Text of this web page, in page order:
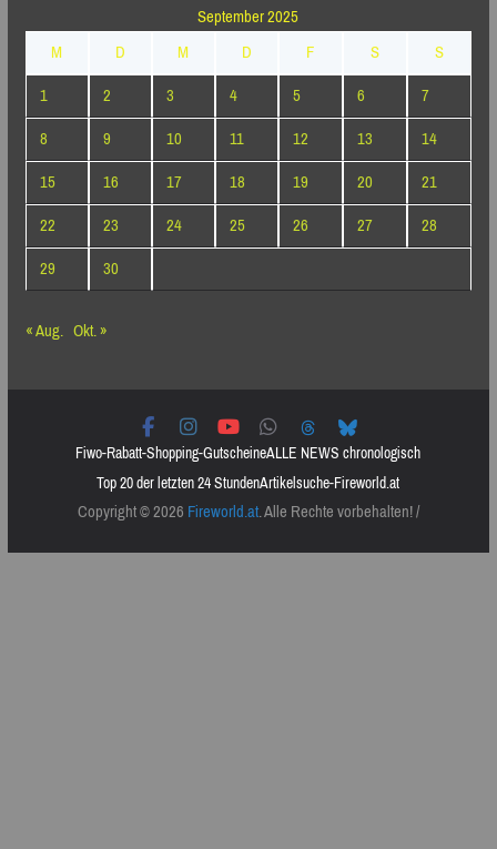
September 2025
M
D M D F S
S
1
2 3 4 5 6
7
8
9 10 11 12 13
14
15
16 17 18 19 20
21
22
23 24 25 26 27
28
29
30
« Aug. Okt. »
Fiwo-Rabatt-Shopping-GutscheineALLE NEWS chronologisch
Top 20 der letzten 24 StundenArtikelsuche-Fireworld.at
Copyright © 2026Fireworld.at. Alle Rechte vorbehalten! /